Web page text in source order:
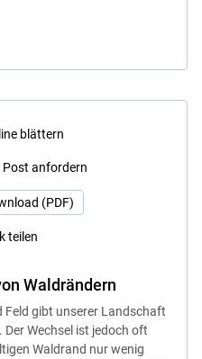
blättern
Post anfordern
(PDF)
teilen
Waldrändern
Feld gibt unserer Landschaft
Wechsel ist jedoch oft
Waldrand nur wenig